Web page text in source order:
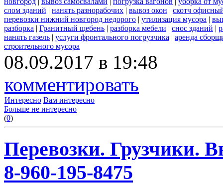
слом зданий | нанять разнорабочих | вывоз окон | скотч
перевозки нижний новгород недорого | утилизация мусора |
разборка | Гранитный щебень | разборка мебели | снос зданий |
нанять газель | услуги фронтального погрузчика | аренда
строительного мусора
08.09.2017 в 19:48
комментировать
Интересно Вам интересно
Больше не интересно
(0)
Перевозки. Грузчики.
8-960-195-8475